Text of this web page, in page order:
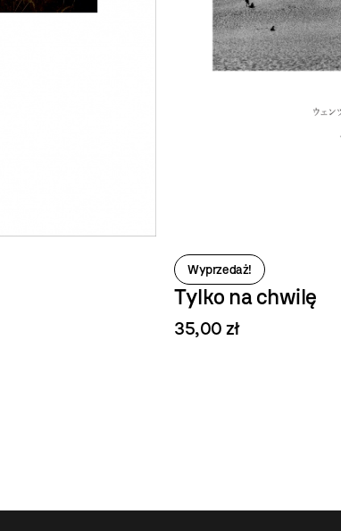
Wyprzedaż!
Tylko na chwilę
35,00 zł